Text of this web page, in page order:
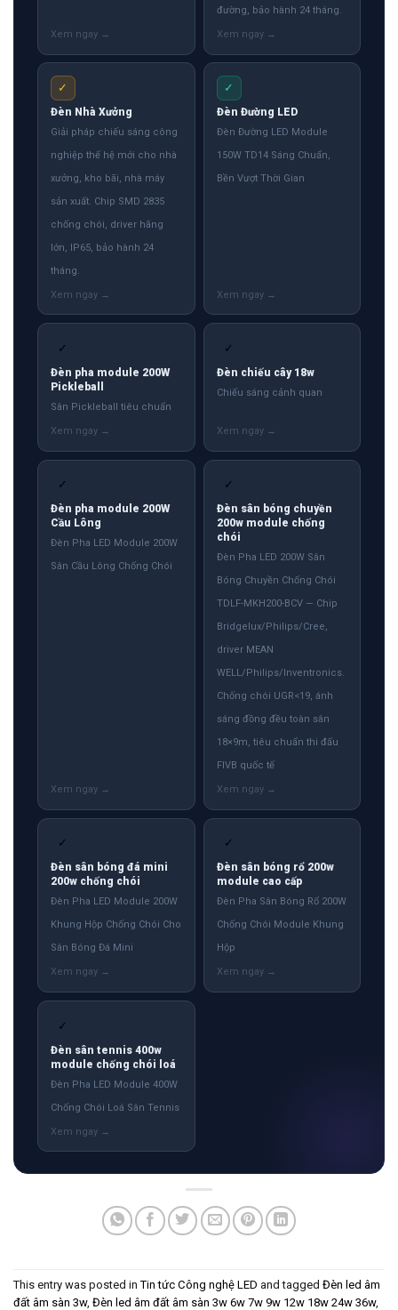
đường, bảo hành 24 tháng.
✓
Đèn Nhà Xưởng
Giải pháp chiếu sáng công
nghiệp thế hệ mới cho nhà
xưởng, kho bãi, nhà máy
sản xuất. Chip SMD 2835
chống chói, driver hãng
lớn, IP65, bảo hành 24
tháng.
✓
Đèn Đường LED
Đèn Đường LED Module
150W TD14 Sáng Chuẩn,
Bền Vượt Thời Gian
✓
Đèn pha module 200W
Pickleball
Sân Pickleball tiêu chuẩn
✓
Đèn chiếu cây 18w
Chiếu sáng cảnh quan
✓
Đèn pha module 200W
Cầu Lông
Đèn Pha LED Module 200W
Sân Cầu Lông Chống Chói
✓
Đèn sân bóng chuyền
200w module chống
chói
Đèn Pha LED 200W Sân
Bóng Chuyền Chống Chói
TDLF-MKH200-BCV — Chip
Bridgelux/Philips/Cree,
driver MEAN
WELL/Philips/Inventronics.
Chống chói UGR<19, ánh
sáng đồng đều toàn sân
18×9m, tiêu chuẩn thi đấu
FIVB quốc tế
✓
Đèn sân bóng đá mini
200w chống chói
Đèn Pha LED Module 200W
Khung Hộp Chống Chói Cho
Sân Bóng Đá Mini
✓
Đèn sân bóng rổ 200w
module cao cấp
Đèn Pha Sân Bóng Rổ 200W
Chống Chói Module Khung
Hộp
✓
Đèn sân tennis 400w
module chống chói loá
Đèn Pha LED Module 400W
Chống Chói Loá Sân Tennis
This entry was posted inTin tức Công nghệ LED and tagged Đèn led âm
đất âm sàn 3w, Đèn led âm đất âm sàn 3w 6w 7w 9w 12w 18w 24w 36w,